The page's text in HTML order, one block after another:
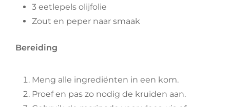
3 eetlepels olijfolie
Zout en peper naar smaak
Bereiding
Meng alle ingrediënten in een kom.
Proef en pas zo nodig de kruiden aan.